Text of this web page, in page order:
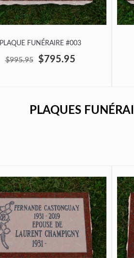
PLAQUE FUNÉRAIRE #003
$995.95 $795.95
PLAQUES